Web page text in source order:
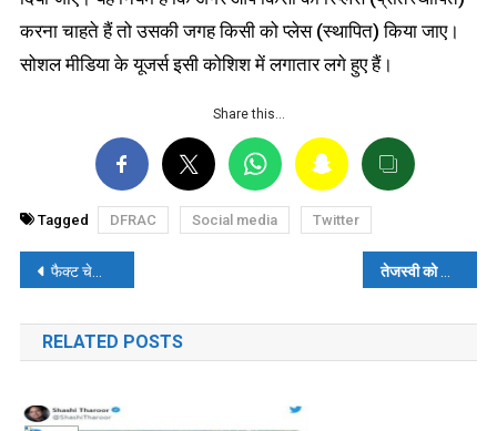
करना चाहते हैं तो उसकी जगह किसी को प्लेस (स्थापित) किया जाए।
सोशल मीडिया के यूजर्स इसी कोशिश में लगातार लगे हुए हैं।
Share this…
Tagged DFRAC Social media Twitter
पोस्ट
नेविगेशन
फैक्ट चेकः छात्रों के पैरों में गिरकर वोट मांगने का वीडियो राजस्थान यूनिवर्सिटी का नहीं है
RELATED POSTS